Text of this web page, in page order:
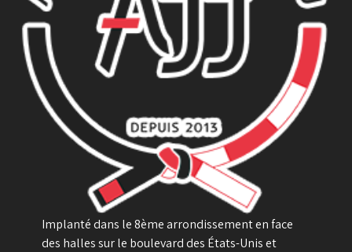
Implanté dans le 8ème arrondissement en face
des halles sur le boulevard des États-Unis et